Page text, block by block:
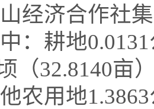
经济合作社
：耕地
（32.8140亩
农用地